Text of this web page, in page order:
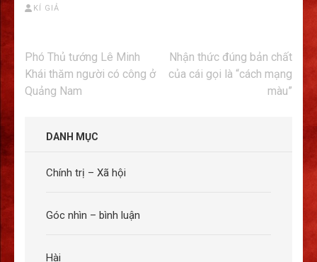
KÍ GIẢ
Điều
hướng
bài
Phó Thủ tướng Lê Minh
Khái thăm người có công ở
Quảng Nam
Nhận thức đúng bản chất
của cái gọi là “cách mạng
màu”
DANH MỤC
Chính trị – Xã hội
Góc nhìn – bình luận
Hài